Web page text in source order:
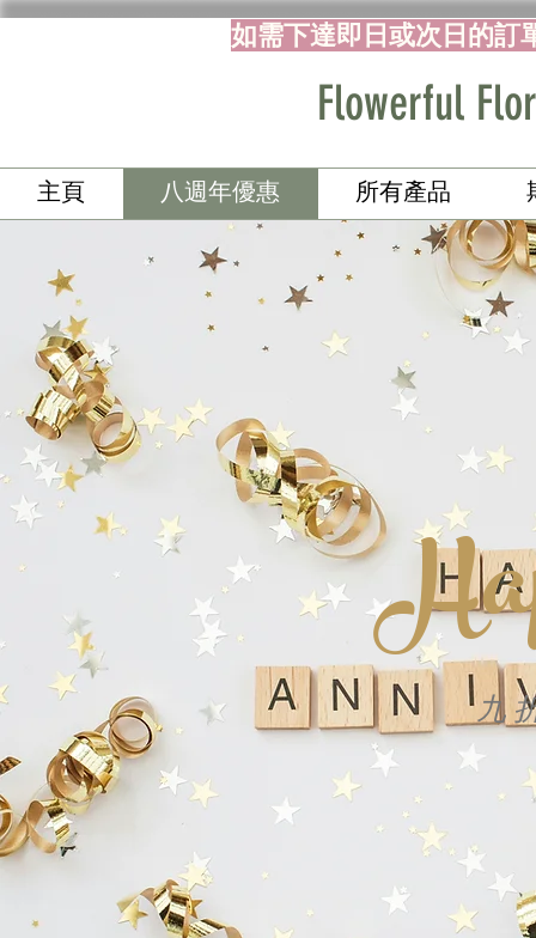
如需下達即日或次日的訂
Flowerful
主頁 八週年優惠 所有產品
九